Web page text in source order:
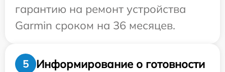
гарантию на ремонт устройства
Garmin сроком на 36 месяцев.
5
Информирование о готовности